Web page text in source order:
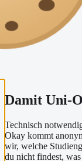
Damit Uni-
Technisch
Okay kommt
wir, welche
du nicht findest,